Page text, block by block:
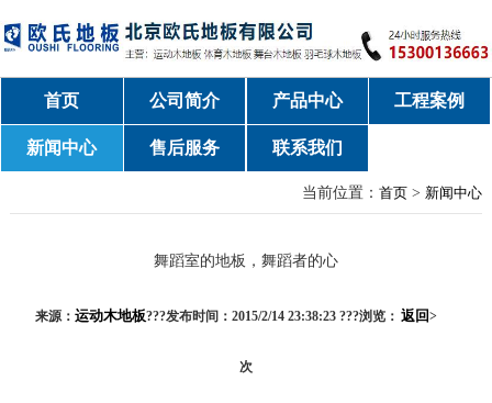
首页 公司简介 产品中心 工程案例
新闻中心 售后服务 联系我们
当前位置：首页 > 新闻中心
舞蹈室的地板，舞蹈者的心
返回>
来源： 运动木地板???发布时间：2015/2/14 23:38:23 ???浏览：
次